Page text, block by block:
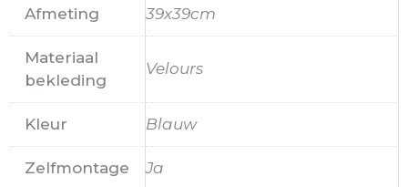
Afmeting 39x39cm
Materiaal
bekleding
Velours
Kleur Blauw
Zelfmontage Ja